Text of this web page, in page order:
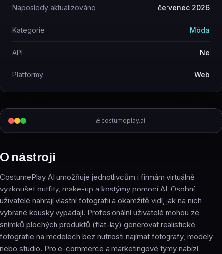
costumeplay.ai
O nástroji
CostumePlay AI umožňuje jednotlivcům i firmám virtuálně
vyzkoušet outfity, make-up a kostýmy pomocí AI. Osobní
uživatelé nahrají vlastní fotografii a okamžitě vidí, jak na nich
vybrané kousky vypadají. Profesionální uživatelé mohou ze
snímků plochých produktů (flat-lay) generovat realistické
fotografie na modelech bez nutnosti najímat fotografy, modely
nebo studio. Pro e-commerce a marketingové týmy nabízí
Naposledy aktualizováno červenec 2026
Kategorie Móda
API Ne
Platformy Web